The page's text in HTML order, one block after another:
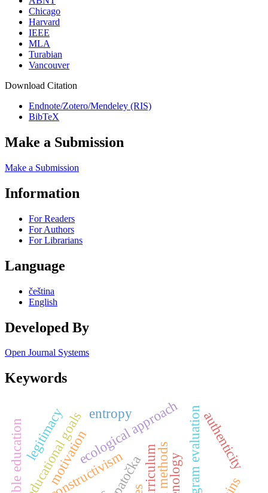
Chicago
Harvard
IEEE
MLA
Turabian
Vancouver
Download Citation
Endnote/Zotero/Mendeley (RIS)
BibTeX
Make a Submission
Make a Submission
Information
For Readers
For Authors
For Librarians
Language
čeština
English
Developed By
Open Journal Systems
Keywords
constructivism
ecological approachprogram evaluation
motivation
educational goals authenticity
legitimacy entropy